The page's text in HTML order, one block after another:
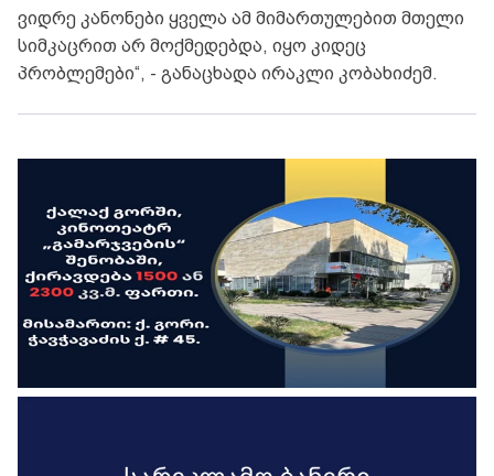
ვიდრე კანონები ყველა ამ მიმართულებით მთელი
სიმკაცრით არ მოქმედებდა, იყო კიდეც
პრობლემები“, - განაცხადა ირაკლი კობახიძემ.